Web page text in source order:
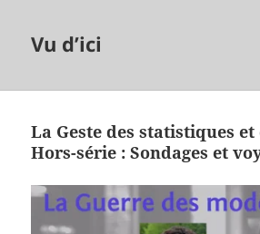
Vu d’ici
La Geste des statistiques et
Hors-série : Sondages et